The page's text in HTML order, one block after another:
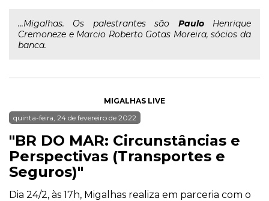
...Migalhas. Os palestrantes são PauloHenrique
Cremoneze e Marcio Roberto Gotas Moreira, sócios da
banca.
MIGALHAS LIVE
quinta-feira, 24 de fevereiro de 2022
"BR DO MAR: Circunstâncias e
Perspectivas (Transportes e
Seguros)"
Dia 24/2, às 17h, Migalhas realiza em parceria com o